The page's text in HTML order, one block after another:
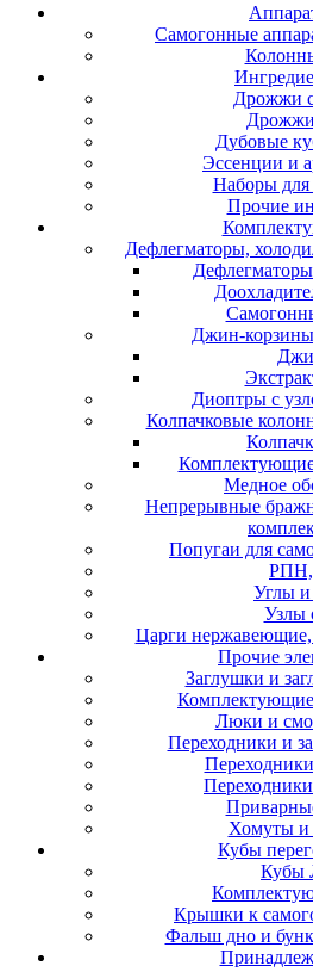
Самогонные
Дрожжи
Дубовые
Эссенции и
Наборы для
Прочие
Дефлегматоры,
Джин-
Диоптры с
Колпачковые
Медное
Непрерывные
Попугаи для
Углы и
Узлы
Царги
Прочие
Заглушки и
Люки и
Переходники и
Хомуты и
Кубы
Крышки к
Фальш дно и